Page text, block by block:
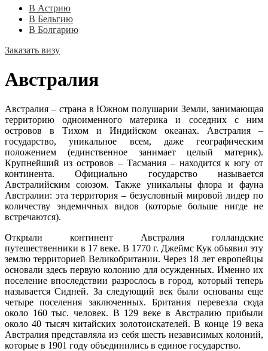
В Астрию
В Бельгию
В Болгарию
Заказать визу
Австралия
Австралия – страна в Южном полушарии Земли, занимающая
территорию одноименного материка и соседних с ним
островов в Тихом и Индийском океанах. Австралия –
государство, уникальное всем, даже географическим
положением (единственное занимает целый материк).
Крупнейший из островов – Тасмания – находится к югу от
континента. Официально государство называется
Австралийским союзом. Также уникальны флора и фауна
Австралии: эта территория – безусловный мировой лидер по
количеству эндемичных видов (которые больше нигде не
встречаются).
Открыли континент Австралия голландские
путешественники в 17 веке. В 1770 г. Джеймс Кук объявил эту
землю территорией Великобритании. Через 18 лет европейцы
основали здесь первую колонию для осужденных. Именно их
поселение впоследствии разрослось в город, который теперь
называется Сидней. За следующий век были основаны еще
четыре поселения заключенных. Британия перевезла сюда
около 160 тыс. человек. В 129 веке в Австралию прибыли
около 40 тысяч китайских золотоискателей. В конце 19 века
Австралия представляла из себя шесть независимых колоний,
которые в 1901 году объединились в единое государство.